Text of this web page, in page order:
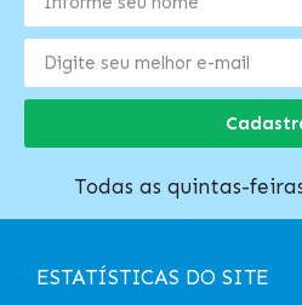
Todas as quintas-
ESTATÍSTICAS DO SITE